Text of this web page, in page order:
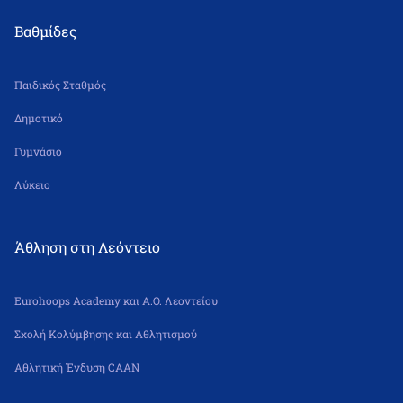
Βαθμίδες
Παιδικός Σταθμός
Δημοτικό
Γυμνάσιο
Λύκειο
Άθληση στη Λεόντειο
Eurohoops Academy και Α.Ο. Λεοντείου
Σχολή Κολύμβησης και Αθλητισμού
Αθλητική Ένδυση CAAN